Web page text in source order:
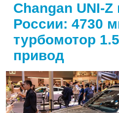
Changan UNI-Z
России: 4730
турбомотор
привод